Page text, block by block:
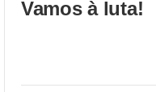
Vamos à luta!